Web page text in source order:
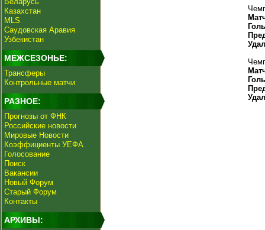
Казахстан
MLS
Саудовская Аравия
Узбекистан
МЕЖСЕЗОНЬЕ:
Трансферы
Контрольные матчи
РАЗНОЕ:
Прогнозы от ФНК
Российские новости
Мировые Новости
Коэффициенты УЕФА
Голосование
Поиск
Вакансии
Новый Форум
Старый Форум
Контакты
АРХИВЫ: